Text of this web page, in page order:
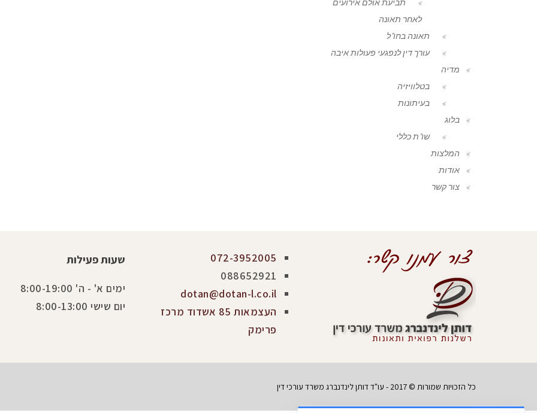
לאחר תאונה
תאונה בחו"ל
עורך דין לנפגעי פעולות איבה
מדיה
בטלוויזיה
בעיתונות
בלוג
שו"ת כללי
המלצות
אודות
צור קשר
072-3952005
088652921
dotan@dotan-l.co.il
העצמאות 85 אשדוד מרכז
פרימק
שעות פעילות
ימים א' - ה' 8:00-19:00
יום שישי 8:00-13:00
כל הזכויות שמורות © 2017 - עו"ד דותן לינדנברג משרד עורכי דין